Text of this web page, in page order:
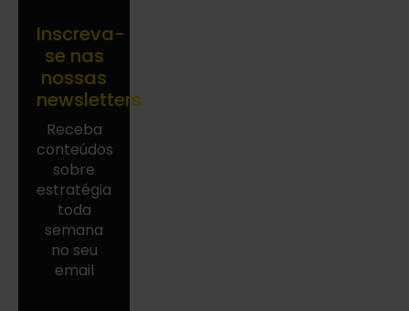
Inscreva-
se nas
nossas
newsletters
Receba
conteúdos
sobre
estratégia
toda
semana
no seu
email